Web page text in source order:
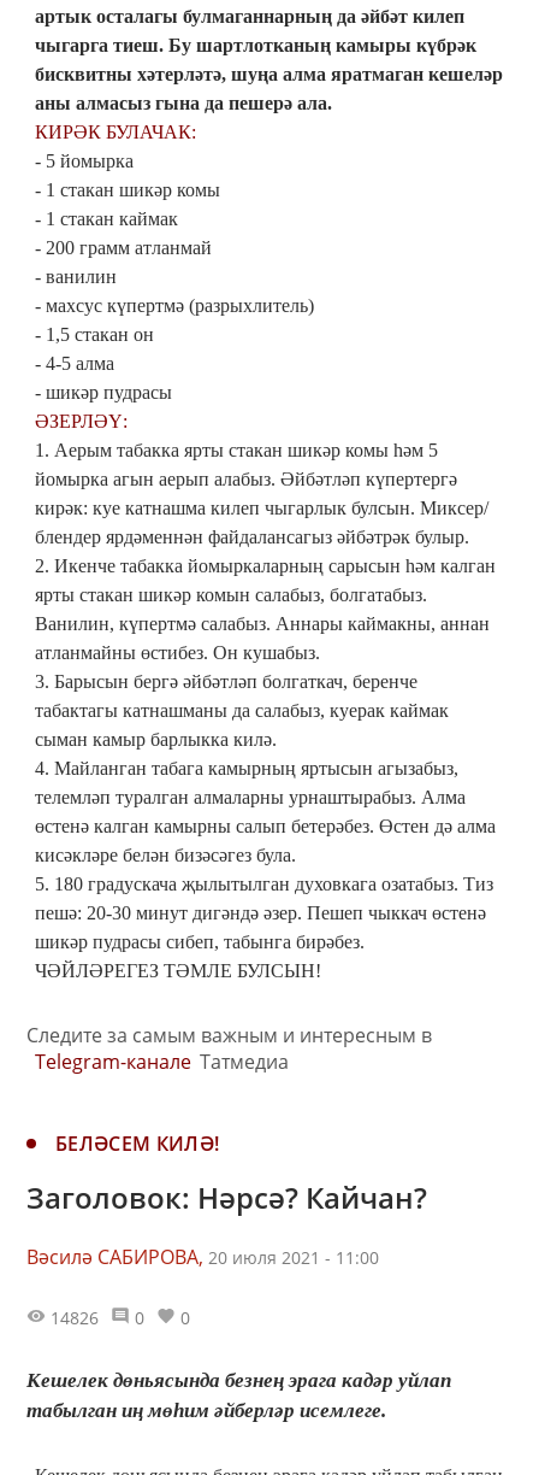
артык осталагы булмаганнарның да әйбәт килеп
чыгарга тиеш. Бу шартлотканың камыры күбрәк
бисквитны хәтерләтә, шуңа алма яратмаган кешеләр
аны алмасыз гына да пешерә ала.
КИРӘК БУЛАЧАК:
- 5 йомырка
- 1 стакан шикәр комы
- 1 стакан каймак
- 200 грамм атланмай
- ванилин
- махсус күпертмә (разрыхлитель)
- 1,5 стакан он
- 4-5 алма
- шикәр пудрасы
ӘЗЕРЛӘҮ:
1. Аерым табакка ярты стакан шикәр комы һәм 5
йомырка агын аерып алабыз. Әйбәтләп күпертергә
кирәк: куе катнашма килеп чыгарлык булсын. Миксер/
блендер ярдәменнән файдалансагыз әйбәтрәк булыр.
2. Икенче табакка йомыркаларның сарысын һәм калган
ярты стакан шикәр комын салабыз, болгатабыз.
Ванилин, күпертмә салабыз. Аннары каймакны, аннан
атланмайны өстибез. Он кушабыз.
3. Барысын бергә әйбәтләп болгаткач, беренче
табактагы катнашманы да салабыз, куерак каймак
сыман камыр барлыкка килә.
4. Майланган табага камырның яртысын агызабыз,
телемләп туралган алмаларны урнаштырабыз. Алма
өстенә калган камырны салып бетерәбез. Өстен дә алма
кисәкләре белән бизәсәгез була.
5. 180 градускача җылытылган духовкага озатабыз. Тиз
пешә: 20-30 минут дигәндә әзер. Пешеп чыккач өстенә
шикәр пудрасы сибеп, табынга бирәбез.
ЧӘЙЛӘРЕГЕЗ ТӘМЛЕ БУЛСЫН!
Следите за самым важным и интересным в
Telegram-канале Татмедиа
БЕЛӘСЕМ КИЛӘ!
Заголовок: Нәрсә? Кайчан?
Вәсилә САБИРОВА, 20 июля 2021 - 11:00
14826 0 0
Кешелек дөньясында безнең эрага кадәр уйлап
табылган иң мөһим әйберләр исемлеге.